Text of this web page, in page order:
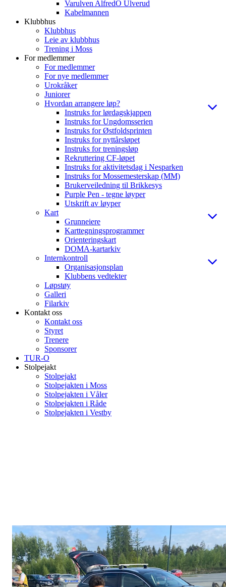
Varulven AlfredO Ulverud
Kabelmannen
Klubbhus
Klubbhus
Leie av klubbhus
Trening i Moss
For medlemmer
For medlemmer
For nye medlemmer
Urokråker
Juniorer
Hvordan arrangere løp?
Instruks for lørdagskjappen
Instruks for Ungdomsserien
Instruks for Østfoldsprinten
Instruks for nyttårsløpet
Instruks for treningsløp
Rekruttering CF-løpet
Instruks for aktivitetsdag i Nesparken
Instruks for Mossemesterskap (MM)
Brukerveiledning til Brikkesys
Purple Pen - tegne løyper
Utskrift av løyper
Kart
Grunneiere
Karttegningsprogrammer
Orienteringskart
DOMA-kartarkiv
Internkontroll
Organisasjonsplan
Klubbens vedtekter
Løpstøy
Galleri
Filarkiv
Kontakt oss
Kontakt oss
Styret
Trenere
Sponsorer
TUR-O
Stolpejakt
Stolpejakt
Stolpejakten i Moss
Stolpejakten i Våler
Stolpejakten i Råde
Stolpejakten i Vestby